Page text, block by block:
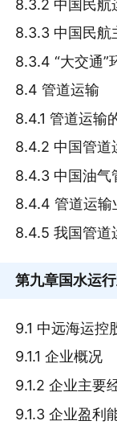
8.3.2 中国民航
8.3.3 中国民航
8.3.4 “大交通”
8.4 管道运输
8.4.1 管道运输
8.4.2 中国管道
8.4.3 中国油气
8.4.4 管道运输
8.4.5 我国管道
第九章国水运
9.1 中远海运控
9.1.1 企业概况
9.1.2 企业主要
9.1.3 企业盈利